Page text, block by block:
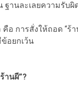
ฐานละเลยความรับผิ
คือ การสั่งให้ถอด “
อยกเว้น
านผี”?